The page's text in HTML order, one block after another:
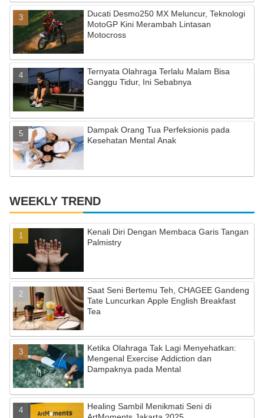
n
n
el
Ducati Desmo250 MX Meluncur, Teknologi
MotoGP Kini Merambah Lintasan
Motocross
Ternyata Olahraga Terlalu Malam Bisa
Ganggu Tidur, Ini Sebabnya
Dampak Orang Tua Perfeksionis pada
Kesehatan Mental Anak
WEEKLY TREND
Kenali Diri Dengan Membaca Garis Tangan
Palmistry
Saat Seni Bertemu Teh, CHAGEE Gandeng
Tate Luncurkan Apple English Breakfast
Tea
Ketika Olahraga Tak Lagi Menyehatkan:
Mengenal Exercise Addiction dan
Dampaknya pada Mental
Healing Sambil Menikmati Seni di